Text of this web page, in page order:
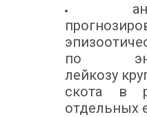
по
лейкозу
скота в
отдельных